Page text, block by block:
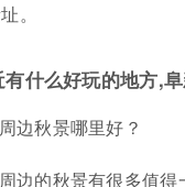
。
什么好玩的地方,
边秋景哪里好？
边的秋景有很多值得